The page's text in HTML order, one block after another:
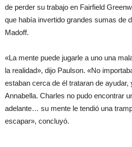
de perder su trabajo en Fairfield
que había invertido grandes sumas de
Madoff.
«La mente puede jugarle a uno una
la realidad», dijo Paulson. «No
estaban cerca de él trataran de ayudar,
Annabella. Charles no pudo encontrar
adelante… su mente le tendió una
escapar», concluyó.